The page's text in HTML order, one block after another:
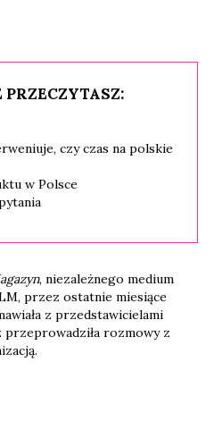
czy czas na polskie
w Polsce
, niezależnego medium
przez ostatnie miesiące
z przedstawicielami
rozmowy z